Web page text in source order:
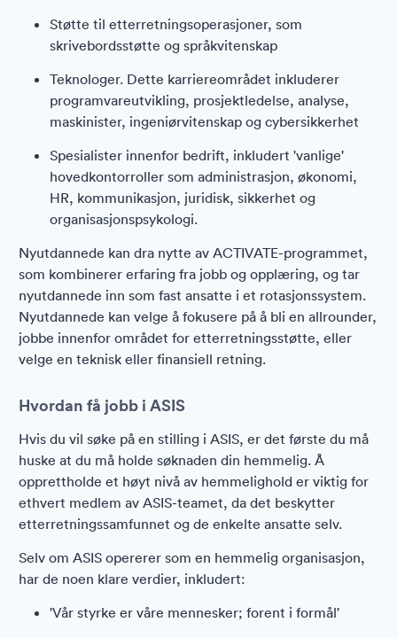
Støtte til etterretningsoperasjoner, som
skrivebordsstøtte og språkvitenskap
Teknologer. Dette karriereområdet inkluderer
programvareutvikling, prosjektledelse, analyse,
maskinister, ingeniørvitenskap og cybersikkerhet
Spesialister innenfor bedrift, inkludert 'vanlige'
hovedkontorroller som administrasjon, økonomi,
HR, kommunikasjon, juridisk, sikkerhet og
organisasjonspsykologi.
Nyutdannede kan dra nytte av ACTIVATE-programmet,
som kombinerer erfaring fra jobb og opplæring, og tar
nyutdannede inn som fast ansatte i et rotasjonssystem.
Nyutdannede kan velge å fokusere på å bli en allrounder,
jobbe innenfor området for etterretningsstøtte, eller
velge en teknisk eller finansiell retning.
Hvordan få jobb i ASIS
Hvis du vil søke på en stilling i ASIS, er det første du må
huske at du må holde søknaden din hemmelig. Å
opprettholde et høyt nivå av hemmelighold er viktig for
ethvert medlem av ASIS-teamet, da det beskytter
etterretningssamfunnet og de enkelte ansatte selv.
Selv om ASIS opererer som en hemmelig organisasjon,
har de noen klare verdier, inkludert:
'Vår styrke er våre mennesker; forent i formål'